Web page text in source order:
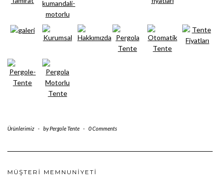
Ürünlerimiz - byPergole Tente - 0 Comments
MÜŞTERI MEMNUNIYETI